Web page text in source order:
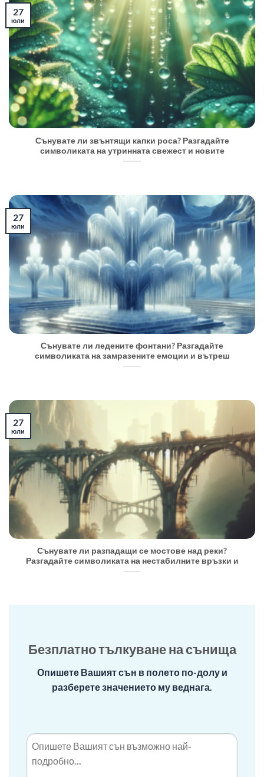
Сънувате ли звънтящи капки роса? Разгадайте
символиката на утринната свежест и новите
27
юли
Сънувате ли ледените фонтани? Разгадайте
символиката на замразените емоции и вътреш
27
юли
Сънувате ли разпадащи се мостове над реки?
Разгадайте символиката на нестабилните връзки и
27
юли
Безплатно тълкуване на сънища
Опишете Вашият сън в полето по-долу и
разберете значението му веднага.